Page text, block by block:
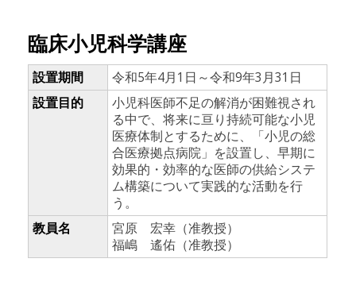
臨床小児科学講座
設置期間
令和5年4月1日～令和9年3月31日
設置目的
小児科医師不足の解消が困難視され
る中で、将来に亘り持続可能な小児
医療体制とするために、「小児の総
合医療拠点病院」を設置し、早期に
効果的・効率的な医師の供給システ
ム構築について実践的な活動を行
う。
教員名
宮原 宏幸（准教授）
福嶋 遙佑（准教授）